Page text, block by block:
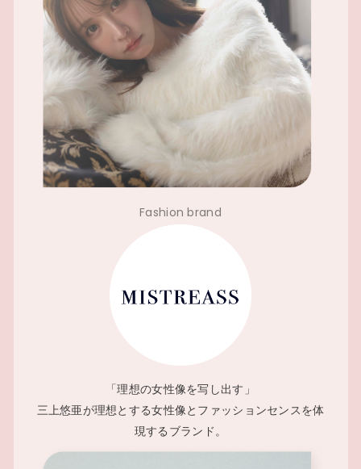
Fashion brand
「理想の女性像を写し出す」
三上悠亜が理想とする女性像とファッションセンスを体
現するブランド。